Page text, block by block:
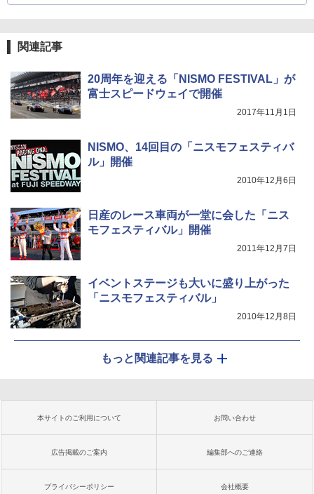
関連記事
20周年を迎える「NISMO FESTIVAL」が
富士スピードウェイで開催
2017年11月1日
NISMO、14回目の「ニスモフェスティバ
ル」開催
2010年12月6日
日産のレース車両が一堂に会した「ニス
モフェスティバル」開催
2011年12月7日
イベントステージも大いに盛り上がった
「ニスモフェスティバル」
2010年12月8日
もっと関連記事を見る
本サイトのご利用について お問い合わせ
広告掲載のご案内 編集部へのご連絡
プライバシーポリシー 会社概要